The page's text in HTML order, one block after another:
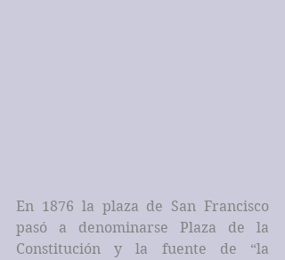
En 1876 la plaza de San Francisco
pasó a denominarse Plaza de la
Constitución y la fuente de “la